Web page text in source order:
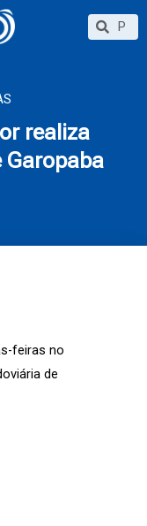
Search
realiza
Garopaba
feiras no
de